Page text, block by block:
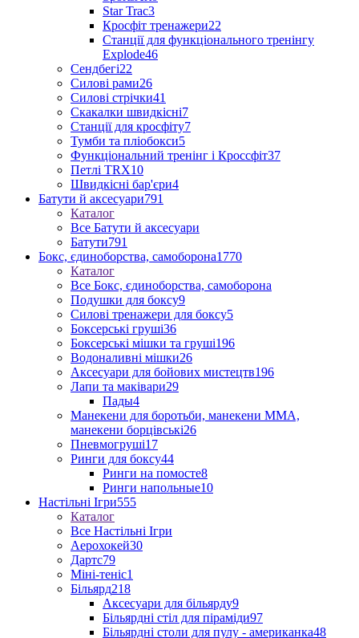
Star Trac3
Кросфіт тренажери22
Станції для функціонального тренінгу
Explode46
Сендбегі22
Силові рами26
Силові стрічки41
Скакалки швидкісні7
Станції для кросфіту7
Тумби та пліобокси5
Функціональний тренінг і Кроссфіт37
Петлі TRX10
Швидкісні бар'єри4
Батути й аксесуари791
Каталог
Все Батути й аксесуари
Батути791
Бокс, єдиноборства, самоборона1770
Каталог
Все Бокс, єдиноборства, самоборона
Подушки для боксу9
Силові тренажери для боксу5
Боксерські груші36
Боксерські мішки та груші196
Водоналивні мішки26
Аксесуари для бойових мистецтв196
Лапи та маківари29
Пады4
Манекени для боротьби, манекени ММА,
манекени борцівські26
Пневмогруші17
Ринги для боксу44
Ринги на помосте8
Ринги напольные10
Настільні Ігри555
Каталог
Все Настільні Ігри
Аерохокей30
Дартс79
Міні-теніс1
Більярд218
Аксесуари для більярду9
Більярдні стіл для піраміди97
Більярдні столи для пулу - американка48